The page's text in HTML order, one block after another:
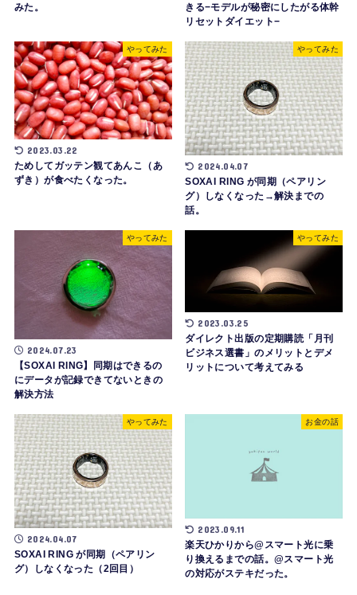
みた。
きる−モデルが秘密にしたがる体幹
リセットダイエット−
やってみた
2023.03.22
ためしてガッテン観てあんこ（あ
ずき）が食べたくなった。
やってみた
2024.04.07
SOXAI RING が同期（ペアリン
グ）しなくなった→解決までの
話。
やってみた
2024.07.23
【SOXAI RING】同期はできるの
にデータが記録できてないときの
解決方法
やってみた
2023.03.25
ダイレクト出版の定期購読「月刊
ビジネス選書」のメリットとデメ
リットについて考えてみる
やってみた
2024.04.07
SOXAI RING が同期（ペアリン
グ）しなくなった（2回目）
お金の話
2023.09.11
楽天ひかりから@スマート光に乗
り換えるまでの話。@スマート光
の対応がステキだった。